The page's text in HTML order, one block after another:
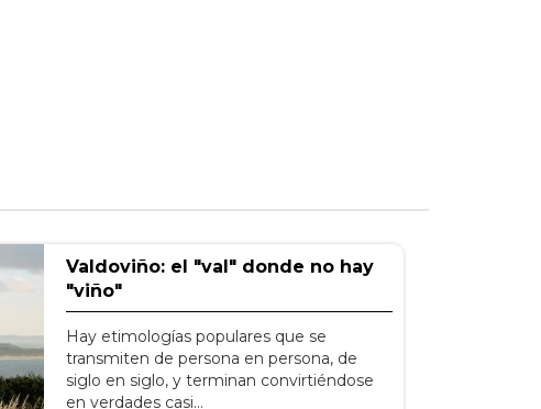
Valdoviño: el "val" donde no hay
"viño"
Hay etimologías populares que se
transmiten de persona en persona, de
siglo en siglo, y terminan convirtiéndose
en verdades casi...